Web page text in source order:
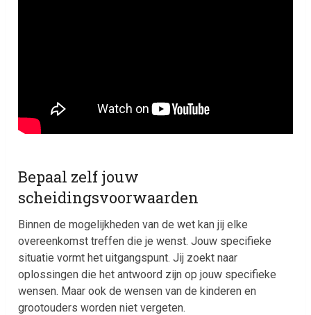
Bepaal zelf jouw
scheidingsvoorwaarden
Binnen de mogelijkheden van de wet kan jij elke
overeenkomst treffen die je wenst. Jouw specifieke
situatie vormt het uitgangspunt. Jij zoekt naar
oplossingen die het antwoord zijn op jouw specifieke
wensen. Maar ook de wensen van de kinderen en
grootouders worden niet vergeten.